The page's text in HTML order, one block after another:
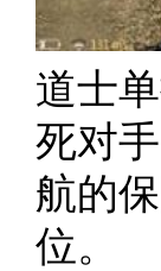
道士
死对
航的
位。